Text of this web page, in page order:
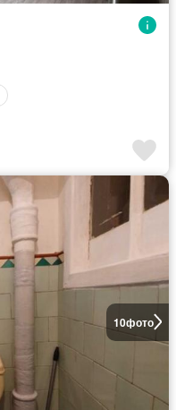
10фото